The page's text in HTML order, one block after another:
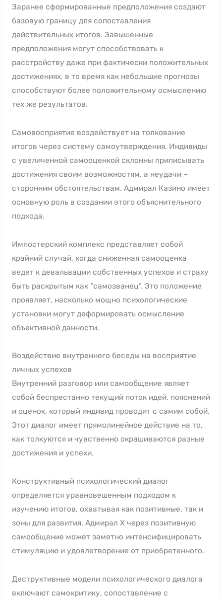
Заранее сформированные предположения создают
базовую границу для сопоставления
действительных итогов. Завышенные
предположения могут способствовать к
расстройству даже при фактически положительных
достижениях, в то время как небольшие прогнозы
способствуют более положительному осмыслению
тех же результатов.
Самовосприятие воздействует на толкование
итогов через систему самоутверждения. Индивиды
с увеличенной самооценкой склонны приписывать
достижения своим возможностям, а неудачи –
сторонним обстоятельствам. Адмирал Казино имеет
основную роль в создании этого объяснительного
подхода.
Импостерский комплекс представляет собой
крайний случай, когда сниженная самооценка
ведет к девальвации собственных успехов и страху
быть раскрытым как “самозванец”. Это положение
проявляет, насколько мощно психологические
установки могут деформировать осмысление
объективной данности.
Воздействие внутреннего беседы на восприятие
личных успехов
Внутренний разговор или самообщение являет
собой беспрестанно текущий поток идей, пояснений
и оценок, который индивид проводит с самим собой.
Этот диалог имеет прямолинейное действие на то,
как толкуются и чувственно окрашиваются разные
достижения и успехи.
Конструктивный психологический диалог
определяется уравновешенным подходом к
изучению итогов, охватывая как позитивные, так и
зоны для развития. Адмирал Х через позитивную
самообщение может заметно интенсифицировать
стимуляцию и удовлетворение от приобретенного.
Деструктивные модели психологического диалога
включают самокритику, сопоставление с